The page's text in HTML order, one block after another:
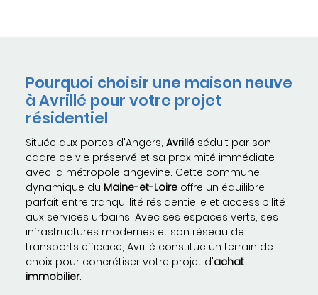
Pourquoi choisir une maison neuve
à Avrillé pour votre projet
résidentiel
Située aux portes d'Angers, Avrillé séduit par son
cadre de vie préservé et sa proximité immédiate
avec la métropole angevine. Cette commune
dynamique du Maine-et-Loire offre un équilibre
parfait entre tranquillité résidentielle et accessibilité
aux services urbains. Avec ses espaces verts, ses
infrastructures modernes et son réseau de
transports efficace, Avrillé constitue un terrain de
choix pour concrétiser votre projet d'achat
immobilier.